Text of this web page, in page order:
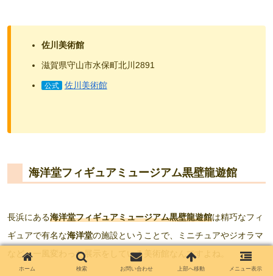
佐川美術館
滋賀県守山市水保町北川2891
公式 佐川美術館
海洋堂フィギュアミュージアム黒壁龍遊館
長浜にある海洋堂フィギュアミュージアム黒壁龍遊館は精巧なフィ
ギュアで有名な海洋堂の施設ということで、ミニチュアやジオラマ
など、一風変わった展示をしている美術館なんですよね。
ホーム 検索 お問い合わせ 上部へ移動 メニュー表示